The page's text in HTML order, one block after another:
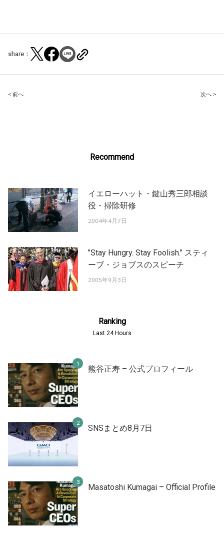
share：
Post
< 前へ 次へ >
Recommend
イエローハット・鍵山秀三郎相談
役・掃除研修
2004年4月7日
"Stay Hungry. Stay Foolish." スティ
ーブ・ジョブスのスピーチ
2005年9月3日
Ranking
Last 24 Hours
熊谷正寿 – 公式プロフィール
SNSまとめ8月7日
Masatoshi Kumagai – Official Profile